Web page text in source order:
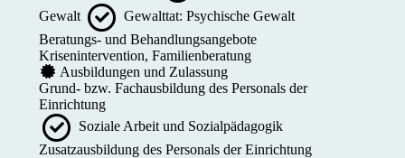
Gewalt
Gewalttat: Psychische Gewalt
Beratungs- und Behandlungsangebote
Krisenintervention, Familienberatung
Ausbildungen und Zulassung
Grund- bzw. Fachausbildung des Personals der
Einrichtung
Soziale Arbeit und Sozialpädagogik
Zusatzausbildung des Personals der Einrichtung